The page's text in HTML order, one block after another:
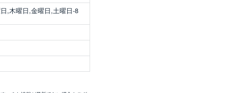
,木曜日,金曜日,土曜日-8